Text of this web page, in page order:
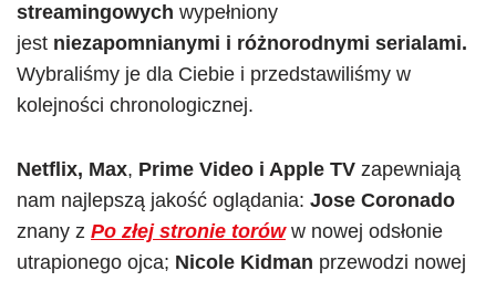
streamingowych wypełniony
jest niezapomnianymi i różnorodnymi serialami.
Wybraliśmy je dla Ciebie i przedstawiliśmy w
kolejności chronologicznej.
Netflix, Max, Prime Video i Apple TV zapewniają
nam najlepszą jakość oglądania: Jose Coronado
znany z Po złej stronie toróww nowej odsłonie
utrapionego ojca; Nicole Kidman przewodzi nowej